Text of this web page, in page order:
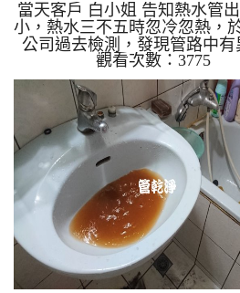
當天客戶 白小姐 告知熱水管
小，熱水三不五時忽冷忽熱，
公司過去檢測，發現管路中有
塞，於是本公司架起 水管清洗
始 洗水管 過程中，管路噴出
的髒水，如下圖， 水管清洗
小時，管路終於清洗乾淨，客
正常能正常洗澡了。 清洗水管,
洗, 洗水管, 熱水管堵塞, 熱水
...
觀看次數：3775